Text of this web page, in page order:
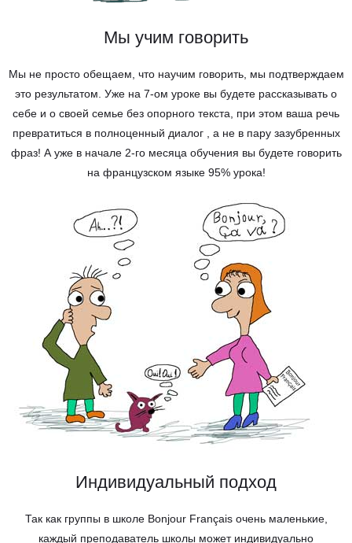
Мы учим говорить
Мы не просто обещаем, что научим говорить, мы подтверждаем
это результатом. Уже на 7-ом уроке вы будете рассказывать о
себе и о своей семье без опорного текста, при этом ваша речь
превратиться в полноценный диалог , а не в пару зазубренных
фраз! А уже в начале 2-го месяца обучения вы будете говорить
на французском языке 95% урока!
Индивидуальный подход
Так как группы в школе Bonjour Français очень маленькие,
каждый преподаватель школы может индивидуально